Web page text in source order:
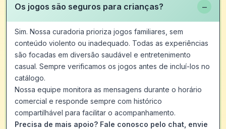
Os jogos são seguros para crianças? −
Sim. Nossa curadoria prioriza jogos familiares, sem
conteúdo violento ou inadequado. Todas as experiências
são focadas em diversão saudável e entretenimento
casual. Sempre verificamos os jogos antes de incluí-los no
catálogo.
Nossa equipe monitora as mensagens durante o horário
comercial e responde sempre com histórico
compartilhável para facilitar o acompanhamento.
Precisa de mais apoio? Fale conosco pelo chat, envie